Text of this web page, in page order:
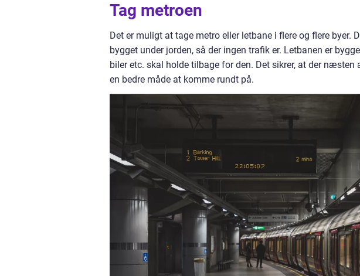
Tag metroen
Det er muligt at tage metro eller letbane i flere og flere byer.
bygget under jorden, så der ingen trafik er. Letbanen er
biler etc. skal holde tilbage for den. Det sikrer, at der næsten
en bedre måde at komme rundt på.